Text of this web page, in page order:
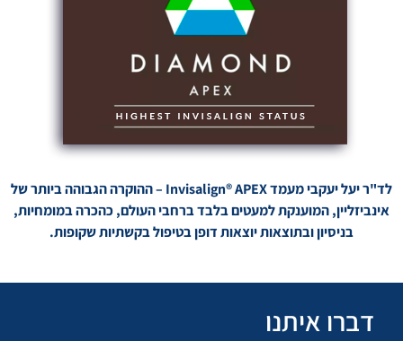
לד"ר יעל יעקבי מעמד Invisalign® APEX – ההוקרה הגבוהה ביותר של
אינביזליין, המוענקת למעטים בלבד ברחבי העולם, כהכרה במומחיות,
בניסיון ובתוצאות יוצאות דופן בטיפול בקשתיות שקופות.
דברו איתנו